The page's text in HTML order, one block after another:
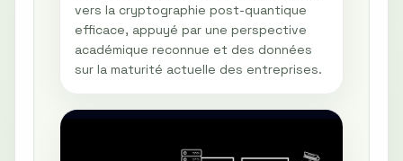
vers la cryptographie post-quantique
efficace, appuyé par une perspective
académique reconnue et des données
sur la maturité actuelle des entreprises.